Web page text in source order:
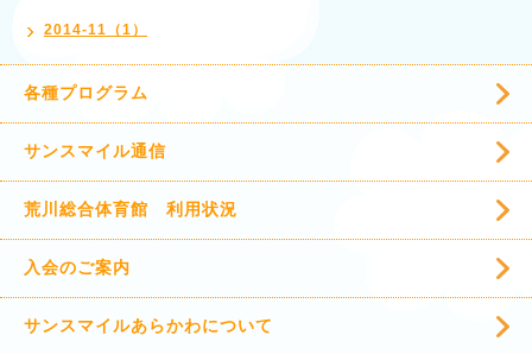
2014-11（1）
各種プログラム
サンスマイル通信
荒川総合体育館 利用状況
入会のご案内
サンスマイルあらかわについて